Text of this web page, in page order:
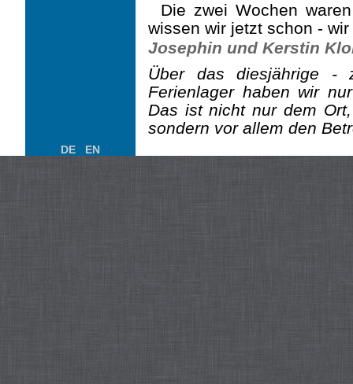
Die zwei Wochen
wissen wir jetzt schon -
Josephin und Kerstin
Über das diesjährige -
Ferienlager haben wir
Das ist nicht nur dem
sondern vor allem den
DE EN